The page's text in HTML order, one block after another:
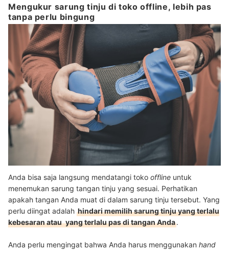
Mengukur sarung tinju di toko offline, lebih pas
tanpa perlu bingung
Anda bisa saja langsung mendatangi toko offline untuk
menemukan sarung tangan tinju yang sesuai. Perhatikan
apakah tangan Anda muat di dalam sarung tinju tersebut. Yang
perlu diingat adalah hindari memilih sarung tinju yang terlalu
kebesaran atau yang terlalu pas di tangan Anda.
Anda perlu mengingat bahwa Anda harus menggunakan hand